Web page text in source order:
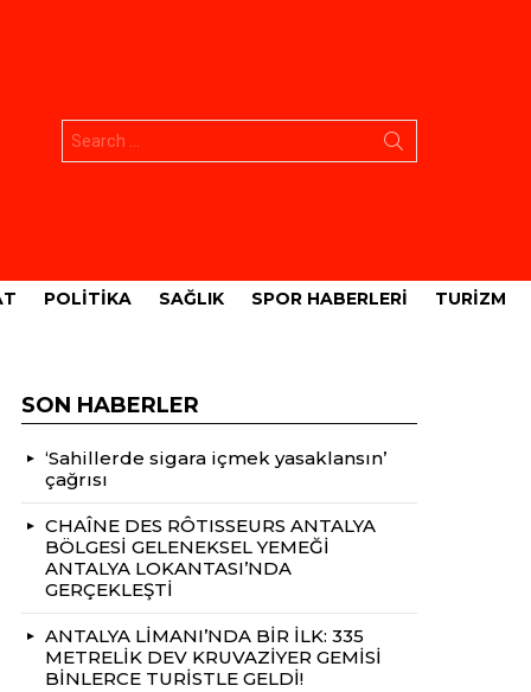
POLITIKA SAĞLIK SPOR HABERLERI TURIZM
SON HABERLER
‘Sahillerde sigara içmek yasaklansın’
çağrısı
CHAÎNE DES RÔTISSEURS ANTALYA
BÖLGESİ GELENEKSEL YEMEĞİ
ANTALYA LOKANTASI’NDA
GERÇEKLEŞTİ
ANTALYA LİMANI’NDA BİR İLK: 335
METRELİK DEV KRUVAZİYER GEMİSİ
BİNLERCE TURİSTLE GELDİ!